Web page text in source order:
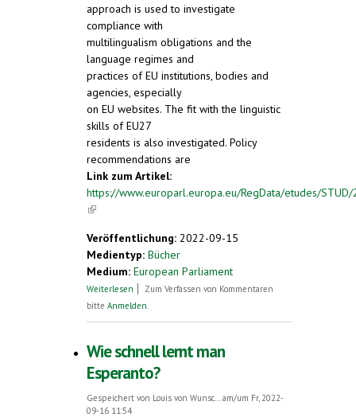
approach is used to investigate
compliance with
multilingualism obligations and the
language regimes and
practices of EU institutions, bodies and
agencies, especially
on EU websites. The fit with the linguistic
skills of EU27
residents is also investigated. Policy
recommendations are
Link zum Artikel:
https://www.europarl.europa.eu/RegData/etudes/
(link is external)
Veröffentlichung: 2022-09-15
Medientyp: Bücher
Medium: European Parliament
Weiterlesen über The European Union’s approach to
policy
Zum Verfassen von Kommentaren
bitte Anmelden.
Wie schnell lernt man
Esperanto?
Gespeichert von Louis von Wunsc...
am/um Fr, 2022-
09-16 11:54